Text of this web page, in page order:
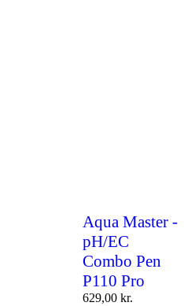
Aqua Master -
pH/EC
Combo Pen
P110 Pro
629,00 kr.